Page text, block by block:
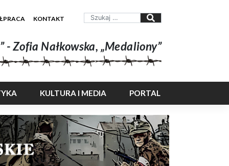
KONTAKT
Zofia Nałkowska, „Medaliony”
KULTURA I MEDIA PORTAL